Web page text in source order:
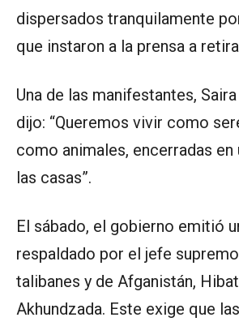
dispersados ​​tranquilamente
que instaron a la prensa a
Una de las manifestantes,
dijo: “Queremos vivir como
como animales, encerradas en
las casas”.
El sábado, el gobierno emitió
respaldado por el jefe
talibanes y de Afganistán,
Akhundzada. Este exige que